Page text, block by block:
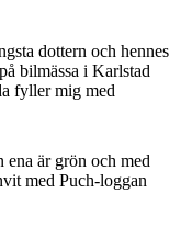
dottern och hennes
bilmässa i Karlstad
fyller mig med
ena är grön och med
med Puch-loggan